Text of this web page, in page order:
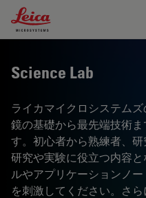
Leica Microsystems Logo
Science Lab
ライカマイクロシステム
鏡の基礎から最先端技術
す。初心者から熟練者、
研究や実験に役立つ内容
ルやアプリケーションノ
を刺激してください。さ